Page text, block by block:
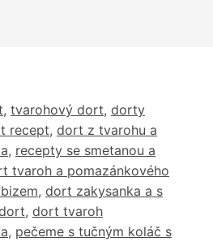
, tvarohový dort, dorty
recept, dort z tvarohu a
, recepty se smetanou a
tvaroh a pomazánkového
, dort zakysanka a s
, dort tvaroh
, pečeme s tučným koláč s